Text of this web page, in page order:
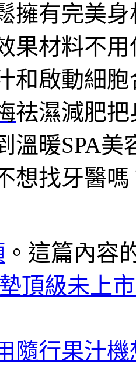
擁有完美
果材料不
和啟動細
祛濕減肥
溫暖SPA美
想找牙醫嗎
。這篇內容
頂級未上
隨行果汁